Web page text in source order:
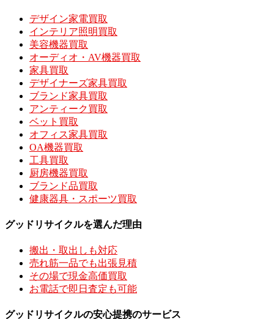
デザイン家電買取
インテリア照明買取
美容機器買取
オーディオ・AV機器買取
家具買取
デザイナーズ家具買取
ブランド家具買取
アンティーク買取
ベット買取
オフィス家具買取
OA機器買取
工具買取
厨房機器買取
ブランド品買取
健康器具・スポーツ買取
グッドリサイクルを選んだ理由
搬出・取出しも対応
売れ筋一品でも出張見積
その場で現金高価買取
お電話で即日査定も可能
グッドリサイクルの安心提携のサービス